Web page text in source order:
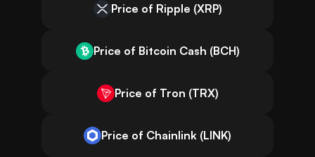
Price of Ripple (XRP)
Price of Bitcoin Cash (BCH)
Price of Tron (TRX)
Price of Chainlink (LINK)